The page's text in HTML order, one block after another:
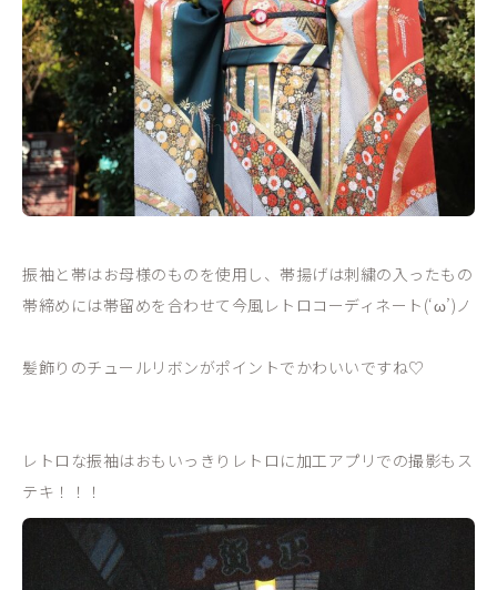
振袖と帯はお母様のものを使用し、帯揚げは刺繍の入ったもの
帯締めには帯留めを合わせて今風レトロコーディネート(‘ω’)ノ
髪飾りのチュールリボンがポイントでかわいいですね♡
レトロな振袖はおもいっきりレトロに加工アプリでの撮影もス
テキ！！！